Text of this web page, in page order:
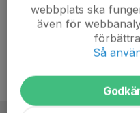
Han är tillbaka!
volleyskott i krysset,
webbplats ska
även för
Så